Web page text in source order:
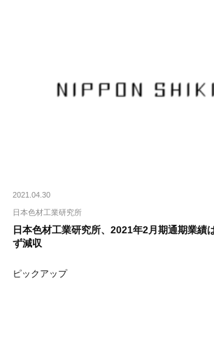
2021.04.30
日本色材工業研究所
日本色材工業研究所、2021年2月期通期業績
ず減収
ピックアップ